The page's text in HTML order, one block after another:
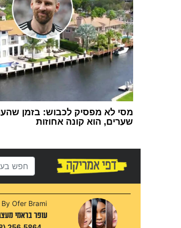
מסי לא מפסיק לכבוש: בזמן
שערים, הוא קונה אחוזות
By Ofer Brami
עופר בראמי